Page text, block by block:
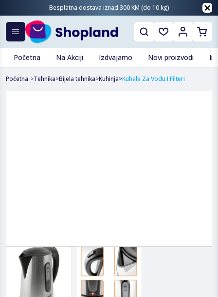
Besplatna dostava iznad 300 KM (do 10 kg)
Početna Na Akciji Izdvajamo Novi proizvodi
Početna >Tehnika>Bijela tehnika>Kuhinja>Kuhala Za Vodu I Filteri